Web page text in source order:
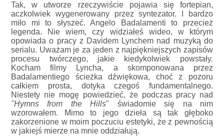
Tak, w utworze rzeczywiście pojawia się fortepian,
aczkolwiek wygenerowany przez syntezator. I bardzo
miło mi to słyszeć. Angelo Badalamenti to przecież
legenda. Nie wiem, czy widziałeś wideo, w którym
opowiada o pracy z Davidem Lynchem nad muzyką do
serialu. Uważam je za jeden z najpiękniejszych zapisów
procesu twórczego, jakie kiedykolwiek powstały.
Kocham filmy Lyncha, a skomponowana przez
Badalamentiego ścieżka dźwiękowa, choć z pozoru
całkiem prosta, dotyka czegoś fundamentalnego.
Niestety nie mogę powiedzieć, że podczas pracy nad
"Hymns from the Hills" świadomie się na nim
wzorowałem. Mimo to jego dzieła są tak głęboko
zakorzenione w moim poczuciu estetyki, że z pewnością
w jakiejś mierze na mnie oddziałują.